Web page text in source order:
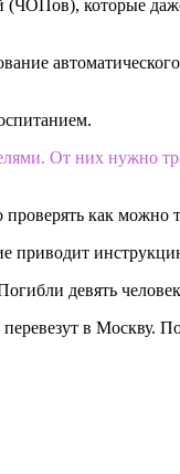
которые
От них нужно
как можно
девять
в Москву.